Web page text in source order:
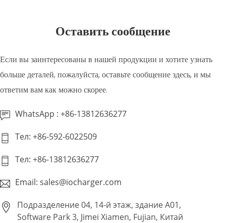
Оставить сообщение
Если вы заинтересованы в нашей продукции и хотите узнать
больше деталей, пожалуйста, оставьте сообщение здесь, и мы
ответим вам как можно скорее.
WhatsApp : +86-13812636277
Тел: +86-592-6022509
Тел: +86-13812636277
Email: sales@iocharger.com
Подразделение 04, 14-й этаж, здание A01,
Software Park 3, Jimei Xiamen, Fujian, Китай